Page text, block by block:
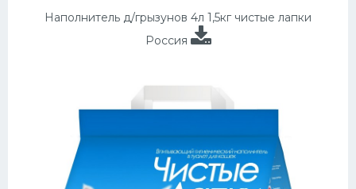
Наполнитель д/грызунов 4л 1,5кг чистые лапки
Россия